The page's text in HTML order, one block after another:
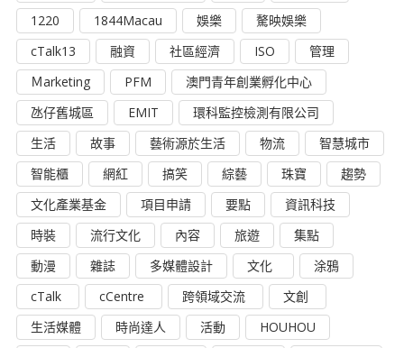
1220
1844Macau 娛樂
驁映娛樂
cTalk13
融資 社區經濟 ISO
管理
Ｍarketing
PFM
澳門青年創業孵化中心
氹仔舊城區
EMIT
環科監控檢測有限公司
生活
故事 藝術源於生活 物流
智慧城市
智能櫃
網紅 搞笑 綜藝 珠寶
趨勢
文化產業基金
項目申請 要點
資訊科技
時裝
流行文化 內容 旅遊
集點
動漫
雜誌 多媒體設計 文化
涂鴉
cTalk
cCentre 跨領域交流
文創
生活媒體
時尚達人 活動
HOUHOU